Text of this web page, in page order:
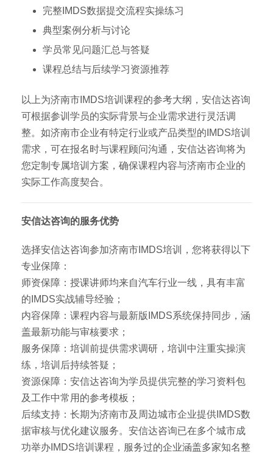
完整IMDS数据提交流程实操练习
典型案例分析与讨论
学员常见问题汇总与答疑
课程总结与后续学习资源推荐
以上为济南市IMDS培训课程的参考大纲，安信达咨询
可根据参训学员的实际背景与企业需求进行灵活调
整。如济南市企业有特定行业或产品类型的IMDS培训
需求，可在报名时与课程顾问沟通，安信达咨询将为
您定制专属培训方案，确保课程内容与济南市企业的
实际工作高度契合。
安信达咨询的服务优势
选择安信达咨询参加济南市IMDS培训，您将获得以下
专业保障：
师资保障：授课讲师均来自汽车行业一线，具有丰富
的IMDS实战辅导经验；
内容保障：课程内容与最新版IMDS系统保持同步，涵
盖最新功能与审核要求；
服务保障：培训前提供需求调研，培训中注重实操演
练，培训后持续答疑；
资源保障：安信达咨询为学员提供完整的学习资料包
及工作中常用的参考模板；
后续支持：长期为济南市及周边城市企业提供IMDS数
据审核与优化建议服务。安信达咨询已在多个城市成
功举办IMDS培训课程，服务过的企业涵盖多家知名整